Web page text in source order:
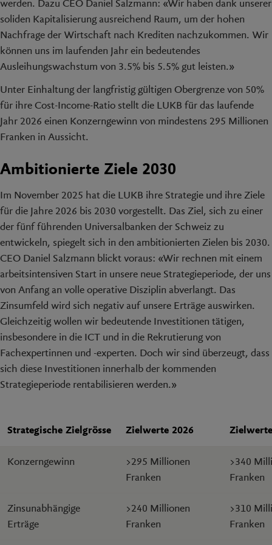
werden. Dazu CEO Daniel Salzmann: «Wir haben dank unserer
soliden Kapitalisierung ausreichend Raum, um der hohen
Nachfrage der Wirtschaft nach Krediten nachzukommen. Wir
können uns im laufenden Jahr ein bedeutendes
Ausleihungswachstum von 3.5% bis 5.5% gut leisten.»
Unter Einhaltung der langfristig gültigen Obergrenze von 50%
für ihre Cost-Income-Ratio stellt die LUKB für das laufende
Jahr 2026 einen Konzerngewinn von mindestens 295 Millionen
Franken in Aussicht.
Ambitionierte Ziele 2030
Im November 2025 hat die LUKB ihre Strategie und ihre Ziele
für die Jahre 2026 bis 2030 vorgestellt. Das Ziel, sich zu einer
der fünf führenden Universalbanken der Schweiz zu
entwickeln, spiegelt sich in den ambitionierten Zielen bis 2030.
CEO Daniel Salzmann blickt voraus: «Wir rechnen mit einem
arbeitsintensiven Start in unsere neue Strategieperiode, der uns
von Anfang an volle operative Disziplin abverlangt. Das
Zinsumfeld wird sich negativ auf unsere Erträge auswirken.
Gleichzeitig wollen wir bedeutende Investitionen tätigen,
insbesondere in die ICT und in die Rekrutierung von
Fachexpertinnen und -experten. Doch wir sind überzeugt, dass
sich diese Investitionen innerhalb der kommenden
Strategieperiode rentabilisieren werden.»
Strategische Zielgrösse Zielwerte 2026
Konzerngewinn
>295 Millionen
Franken
>340
Franken
Zinsunabhängige
Erträge
>240 Millionen
Franken
>310
Franken